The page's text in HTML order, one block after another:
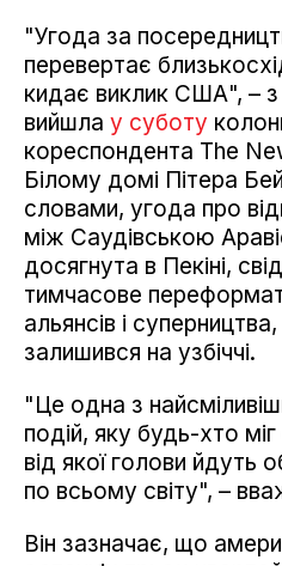
"Угода за
перевертає
кидає виклик США", –
вийшла у суботу
кореспондента The
Білому домі Пітера
словами, угода про
між Саудівською
досягнута в Пекіні,
тимчасове
альянсів і
залишився на узбіччі.
"Це одна з
подій, яку будь-хто міг
від якої голови йдуть
по всьому світу", –
Він зазначає, що